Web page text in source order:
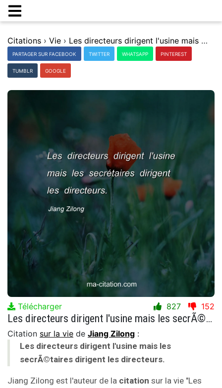
Citations › Vie › Les directeurs dirigent l'usine mais les secrÃ©taires dirigent les directeurs.
PARTAGER SUR FACEBOOK TWITTER WHATSAPP PINTEREST
TUMBLR GOOGLE
Télécharger 827 152
Les directeurs dirigent l'usine mais les secrÃ©taires dirigent les directeurs.
Citation sur la vie de Jiang Zilong :
Les directeurs dirigent l'usine mais les
secrÃ©taires dirigent les directeurs.
Jiang Zilong est l'auteur de la citation sur la vie "Les